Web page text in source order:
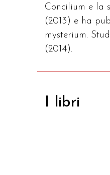
Concilium e la
(2013) e ha
mysterium.
(2014).
I libri